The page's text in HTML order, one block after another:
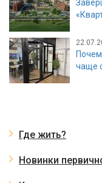
чаще
Где жить?
Новинки